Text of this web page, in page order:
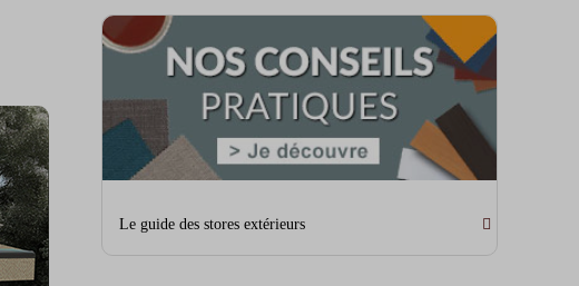
Le guide des stores extérieurs